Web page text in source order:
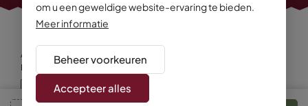
om u een geweldige website-ervaring te bieden.
Meer informatie
Beheer voorkeuren
Accepteer alles
Alle rechten voorbehouden
Privacy Policy Algemene voorwaarden